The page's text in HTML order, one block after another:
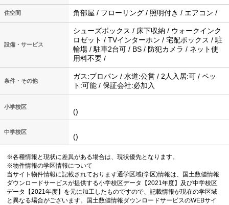
住空間 角部屋 / フローリング / 照明付き / エアコン /
設備・サービス
シューズボックス / 床下収納 / ウォークインク
ロゼット / TVインターホン / 宅配ボックス / 駐
輪場 / 駐車2台可 / BS / 防犯カメラ / ネット使
用料不要 /
条件・その他
ガス:プロパン / 水道:公営 / 2人入居:可 / ペッ
ト:可能 / 保証会社:必加入
小学校区
()
中学校区
()
※各種情報と現状に差異がある場合は、現状優先となります。
※物件情報の学区情報について
当サイト物件情報に記載されております通学区域(学区)情報は、国土数値情報
ダウンロードサービスが提供する小学校区データ【2021年度】及び中学校区
データ【2021年度】を元に加工したものですので、記載情報が現在の学区域
と異なる場合がございます。国土数値情報ダウンロードサービスのWEBサイ